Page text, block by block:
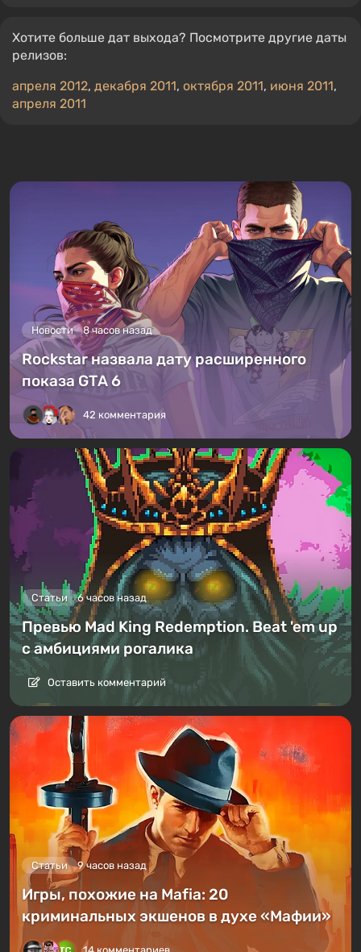
Хотите больше дат выхода? Посмотрите другие даты
релизов:
апреля 2012, декабря 2011, октября 2011, июня 2011,
апреля 2011
Новости 8 часов назад
Rockstar назвала дату расширенного
показа GTA 6
42 комментария
Статьи 6 часов назад
Превью Mad King Redemption. Beat 'em up
с амбициями рогалика
Оставить комментарий
Статьи 9 часов назад
Игры, похожие на Mafia: 20
криминальных экшенов в духе «Мафии»